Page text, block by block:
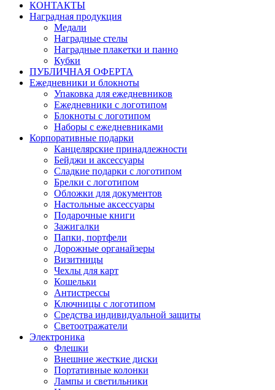
КОНТАКТЫ
Наградная продукция
Медали
Наградные стелы
Наградные плакетки и панно
Кубки
ПУБЛИЧНАЯ ОФЕРТА
Ежедневники и блокноты
Упаковка для ежедневников
Ежедневники с логотипом
Блокноты с логотипом
Наборы с ежедневниками
Корпоративные подарки
Канцелярские принадлежности
Бейджи и аксессуары
Сладкие подарки с логотипом
Брелки с логотипом
Обложки для документов
Настольные аксессуары
Подарочные книги
Зажигалки
Папки, портфели
Дорожные органайзеры
Визитницы
Чехлы для карт
Кошельки
Антистрессы
Ключницы с логотипом
Средства индивидуальной защиты
Светоотражатели
Электроника
Флешки
Внешние жесткие диски
Портативные колонки
Лампы и светильники